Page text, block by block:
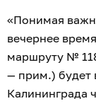
«Понимая
вечернее
маршруту №
— прим.) будет
Калининграда